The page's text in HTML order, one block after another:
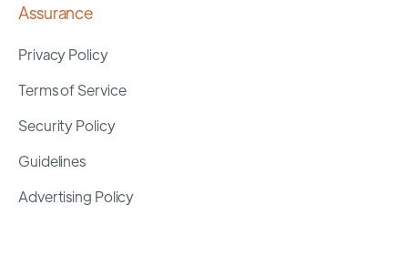
Assurance
Privacy Policy
Terms of Service
Security Policy
Guidelines
Advertising Policy